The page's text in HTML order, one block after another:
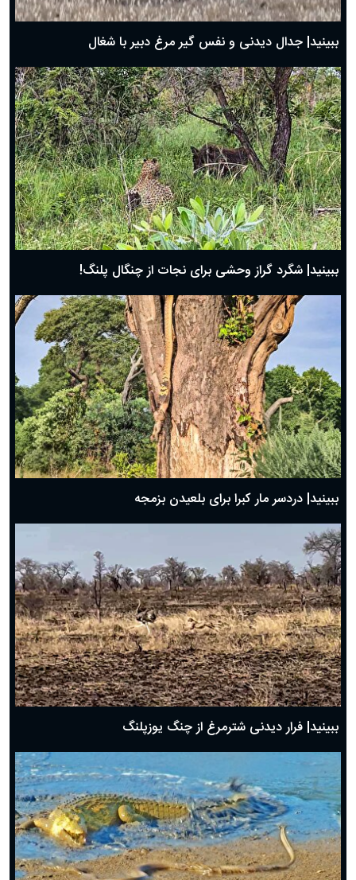
بهترین پیامک تبریک روز پدر ۱۴۰۴؛ جملات زیبا و صمیمانه
ببینید| جدال دیدنی و نفس گیر مرغ دبیر با شغال
ببینید| شگرد گراز وحشی برای نجات از چنگال پلنگ!
ببینید| دردسر مار کبرا برای بلعیدن بزمجه
ببینید| فرار دیدنی شترمرغ از چنگ یوزپلنگ